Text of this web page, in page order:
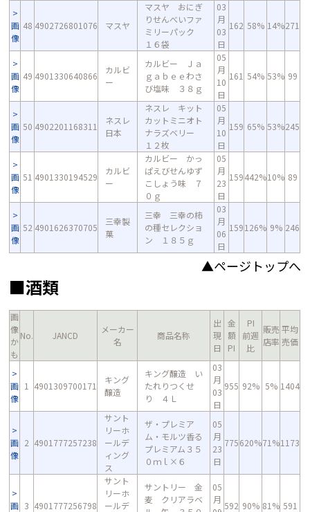
画
像
48 4902726801076 マスヤ
マスヤ おにぎ
りせんべいファ
ミリーパック
１６袋
03
月
03
日
162 58% 14%271
画
像
49 4901330640866
カルビ
ー
カルビー Ｊａ
ｇａｂｅｅわさ
び塩味 ３８ｇ
05
月
10
日
161 54% 53% 99
画
像
50 4902201168311
ネスレ
日本
ネスレ キット
カットミニオト
ナラズベリー
１２枚
05
月
10
日
159 65% 53%245
画
像
51 4901330194529
カルビ
ー
カルビー かっ
ぱえびせんゆず
こしょう味 ７
０ｇ
05
月
23
日
159442%10% 89
画
像
52 4901626370705
三幸製
菓
三幸 三幸の柿
の種セレクショ
ン １８５ｇ
03
月
06
日
159126% 9% 246
▲ページトップへ
■酒類
画
像
か
も
No. JANCD
メーカー
名
商品名称
出
現
日
金
額
PI
PI
前週
比
販売
店率
平均
売価
画
像
1 4901309700171
キング
醸造
キング醸造 い
たれりつくせ
り ４Ｌ
03
月
03
日
955 92% 5% 1404
画
像
2 4901777257238
サント
リーホ
ールデ
ィング
ス
ザ・プレミア
ム・モルツ香る
プレミアム３５
０ｍｌ×６
05
月
23
日
775620%71%1173
画 3 4901777256798
サント
リーホ
ールデ
サントリー 金
麦 クリアラベ
05
月
592 90% 81% 591